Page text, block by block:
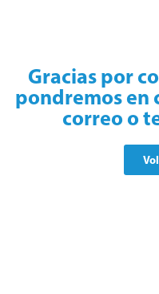
Gracias por
pondremos en
correo o